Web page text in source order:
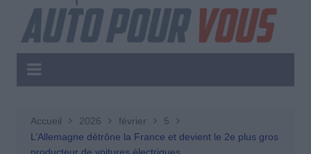
Accueil 2026 février
5
L’Allemagne détrône la France et devient le 2e plus gros